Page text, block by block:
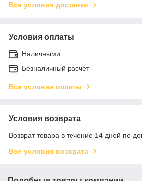
Все условия доставки
Условия оплаты
Наличными
Безналичный расчет
Все условия оплаты
Условия возврата
Возврат товара в течение 14 дней по
Все условия возврата